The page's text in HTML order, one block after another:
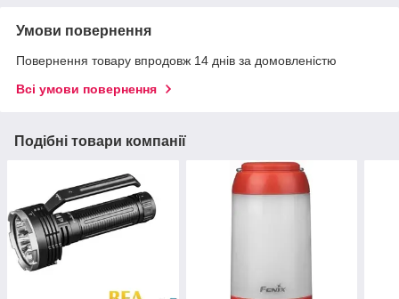
Умови повернення
Повернення товару впродовж 14 днів за домовленістю
Всі умови повернення
Подібні товари компанії